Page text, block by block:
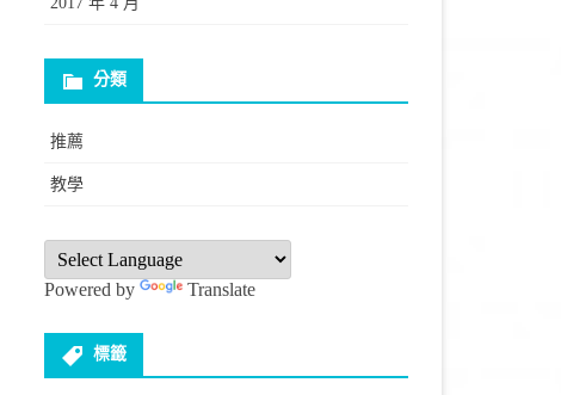
分類
推薦
教學
Powered by Translate
標籤